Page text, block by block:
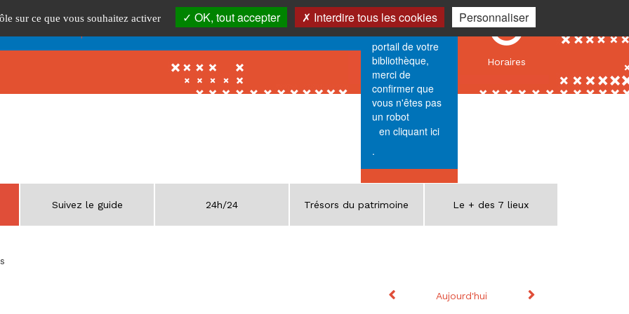
sur ce que vous souhaitez activer OK, tout accepter Interdire tous les cookies Personnaliser
Pour accéder au portail de votre bibliothèque, merci de confirmer que vous
Identification
Sécurité. Pour
portail de votre
bibliothèque,
merci de
confirmer que
vous n'êtes pas
un robot
en cliquant ici
.
Horaires
Horaires
Suivez le guide 24h/24 Trésors du patrimoine Le + des 7 lieux
CalendrierMois précédent
Aujourd'hui Mois suivant